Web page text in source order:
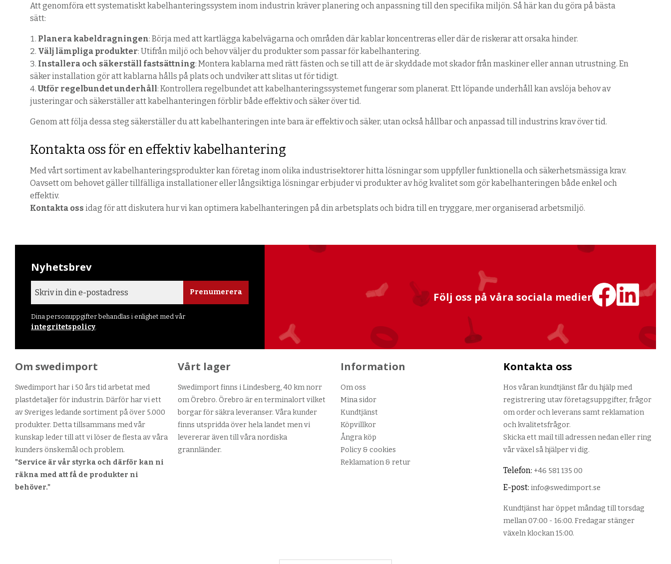
Att genomföra ett systematiskt kabelhanteringssystem inom industrin kräver planering och anpassning till den specifika miljön. Så här kan du göra på bästa
sätt:
Planera kabeldragningen: Börja med att kartlägga kabelvägarna och områden där kablar koncentreras eller där de riskerar att orsaka hinder.
Välj lämpliga produkter: Utifrån miljö och behov väljer du produkter som passar för kabelhantering.
Installera och säkerställ fastsättning: Montera kablarna med rätt fästen och se till att de är skyddade mot skador från maskiner eller annan utrustning. En
säker installation gör att kablarna hålls på plats och undviker att slitas ut för tidigt.
Utför regelbundet underhåll: Kontrollera regelbundet att kabelhanteringssystemet fungerar som planerat. Ett löpande underhåll kan avslöja behov av
justeringar och säkerställer att kabelhanteringen förblir både effektiv och säker över tid.
Genom att följa dessa steg säkerställer du att kabelhanteringen inte bara är effektiv och säker, utan också hållbar och anpassad till industrins krav över tid.
Kontakta ossför en effektiv kabelhantering
Medvårtsortiment av kabelhanteringsprodukter kan företag inom olika industrisektorer hitta lösningar som uppfyller funktionella och säkerhetsmässiga krav.
Oavsett om behovet gäller tillfälliga installationer eller långsiktiga lösningar erbjuder vi produkter av hög kvalitet som gör kabelhanteringen både enkel och
effektiv.
Kontakta oss idag för att diskutera hur vi kan optimera kabelhanteringen på din arbetsplats och bidra till en tryggare, mer organiserad arbetsmiljö.
Nyhetsbrev
Prenumerera
Dina personuppgifter behandlas i enlighet med vår
integritetspolicy
Följ oss på våra sociala medier
Om swedimport
Swedimport har i 50 års tid arbetat med
plastdetaljer för industrin. Därför har vi ett
av Sveriges ledande sortiment på över 5.000
produkter. Detta tillsammans med vår
kunskap leder till att vi löser de flesta av våra
kunders önskemål och problem.
"Service är vår styrka och därför kan ni
räkna med att få de produkter ni
behöver."
Vårt lager
Swedimport finns i Lindesberg, 40 km norr
om Örebro. Örebro är en terminalort vilket
borgar för säkra leveranser. Våra kunder
finns utspridda över hela landet men vi
levererar även till våra nordiska
grannländer.
Information
Om oss
Mina sidor
Kundtjänst
Köpvillkor
Ångra köp
Policy & cookies
Reklamation & retur
Kontakta oss
Hos våran kundtjänst får du hjälp med
registrering utav företagsuppgifter, frågor
om order och leverans samt reklamation
och kvalitetsfrågor.
Skicka ett mail till adressen nedan eller ring
vår växel så hjälper vi dig.
Telefon: +46 581 135 00
E-post: info@swedimport.se
Kundtjänst har öppet måndag till torsdag
mellan 07:00 - 16:00. Fredagar stänger
växeln klockan 15:00.